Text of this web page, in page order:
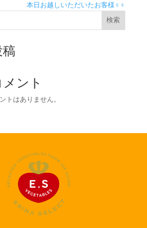
本日お越しいただいたお客様‍♀️‍♀️
検索
ント
トはありません。